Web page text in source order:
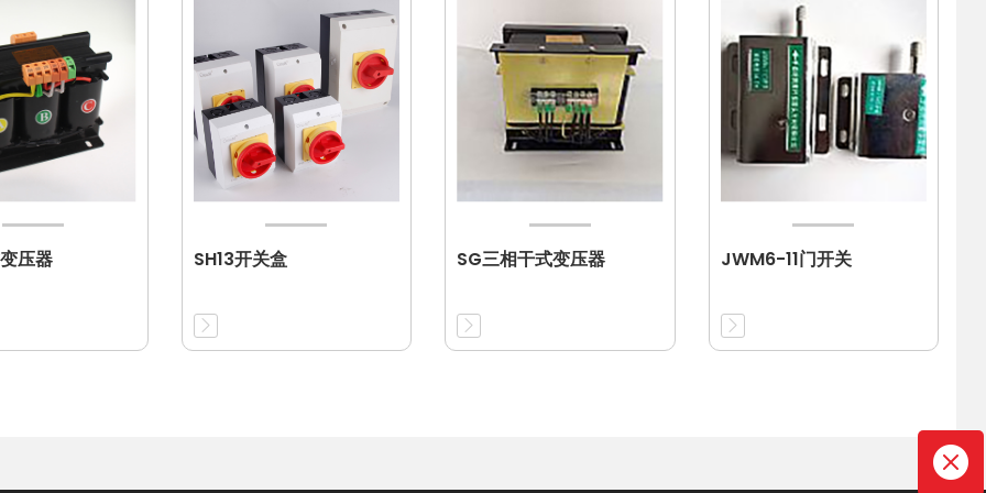
压器 SH13开关盒 SG三相干式变压器 JWM6-11门开关